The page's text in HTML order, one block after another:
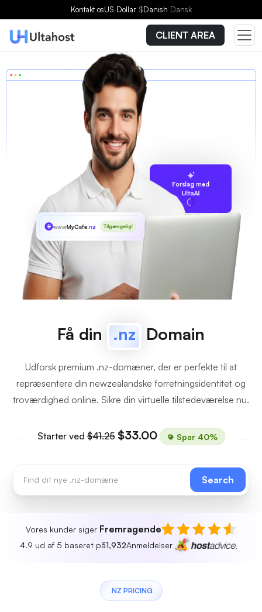
Kontakt osUS Dollar $Danish Dansk
CLIENT AREA
Forslag med
UltaAI
wwwMyCafe.nz Tilgængelig!
Få din .nz Domain
Udforsk premium .nz-domæner, der er perfekte til at
repræsentere din newzealandske forretningsidentitet og
troværdighed online. Sikre din virtuelle tilstedeværelse nu.
Starter ved$41.25 $33.00 Spar 40%
Search
Vores kunder siger Fremragende
4.9 ud af 5 baseret på1,932Anmeldelser
.NZ PRICING